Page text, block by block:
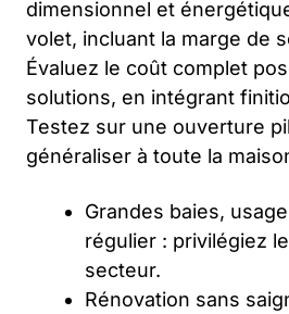
dimensionnel et
volet, incluant la marge de
Évaluez le coût complet
solutions, en intégrant
Testez sur une ouverture
généraliser à toute la
Grandes baies,
régulier : privilégiez
secteur.
Rénovation sans